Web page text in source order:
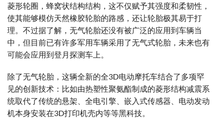
菱形轮圈，蜂窝状结构结构，这不仅赋予其强度和柔韧性，
使其能够模仿天然橡胶轮胎的路感，还让轮胎极其易于打
理。不过据了解，无气轮胎还没有被广泛的应用到车辆当
中，但目前已有许多军用车辆采用了无气式轮胎，未来也有
可能会应用到登月探测车上。
除了无气轮胎，这辆全新的全3D电动摩托车结合了多项罕
见的创新技术：比如由热塑性聚氨酯制成的菱形结构减震系
统取代了传统的悬架、全电引擎、嵌入式传感器、电动发动
机本身安装在3D打印机壳内等等黑科技。